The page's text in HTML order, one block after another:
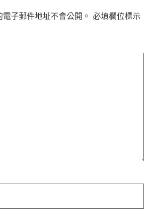
子郵件地址不會公開。 必填欄位標示